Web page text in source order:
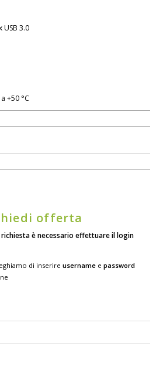
USB 3.0
+50 °C
offerta
è necessario effettuare il login
di inserireusername epassword